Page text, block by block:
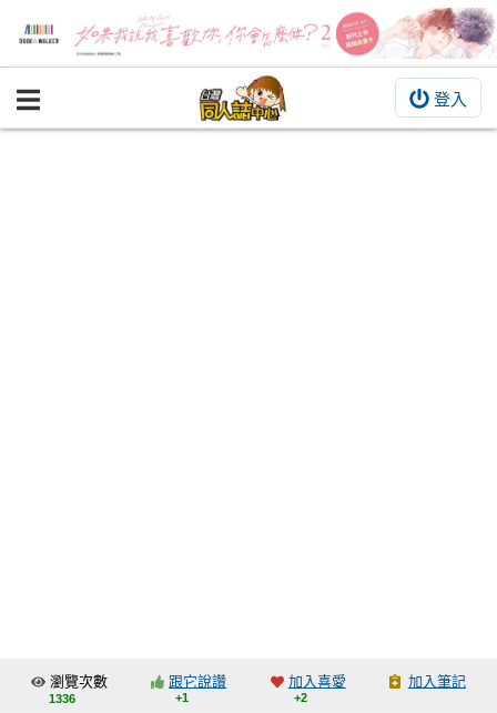
登入
BOOKY書集倉庫
交流中心
瀏覽次數
1336
跟它說讚
+1
加入喜愛
+2
加入筆記